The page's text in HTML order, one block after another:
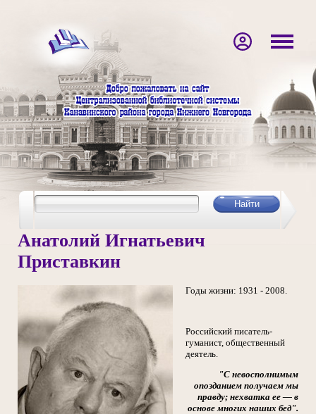
Анатолий Игнатьевич
Приставкин
Годы жизни: 1931 - 2008.
Российский писатель-
гуманист, общественный
деятель.
"С невосполнимым
опозданием получаем мы
правду; нехватка ее — в
основе многих наших бед".